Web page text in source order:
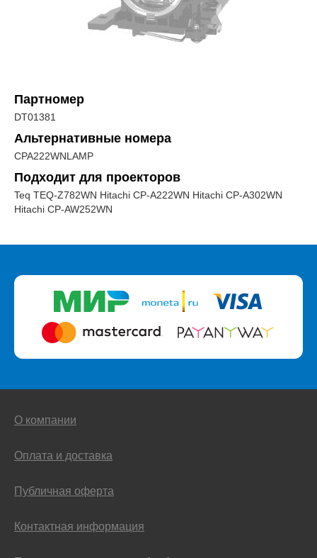
Партномер
DT01381
Альтернативные номера
CPA222WNLAMP
Подходит для проекторов
Teq TEQ-Z782WN Hitachi CP-A222WN Hitachi CP-A302WN
Hitachi CP-AW252WN
О компании
Оплата и доставка
Публичная оферта
Контактная информация